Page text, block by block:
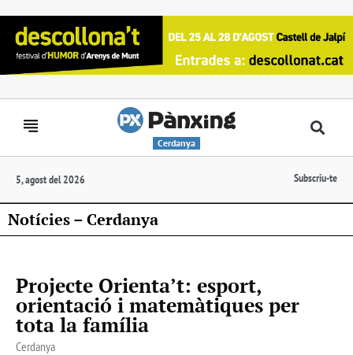
Cerdanya
5, agost del 2026 Subscriu-te
Notícies – Cerdanya
Projecte Orienta’t: esport,
orientació i matemàtiques per
tota la família
Cerdanya